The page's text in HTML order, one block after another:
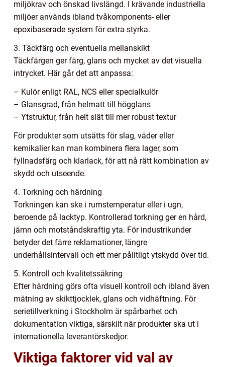
miljökrav och önskad livslängd. I krävande industriella
miljöer används ibland tvåkomponents- eller
epoxibaserade system för extra styrka.
3. Täckfärg och eventuella mellanskikt
Täckfärgen ger färg, glans och mycket av det visuella
intrycket. Här går det att anpassa:
– Kulör enligt RAL, NCS eller specialkulör
– Glansgrad, från helmatt till högglans
– Ytstruktur, från helt slät till mer robust textur
För produkter som utsätts för slag, väder eller
kemikalier kan man kombinera flera lager, som
fyllnadsfärg och klarlack, för att nå rätt kombination av
skydd och utseende.
4. Torkning och härdning
Torkningen kan ske i rumstemperatur eller i ugn,
beroende på lacktyp. Kontrollerad torkning ger en hård,
jämn och motståndskraftig yta. För industrikunder
betyder det färre reklamationer, längre
underhållsintervall och ett mer pålitligt ytskydd över tid.
5. Kontroll och kvalitetssäkring
Efter härdning görs ofta visuell kontroll och ibland även
mätning av skikttjocklek, glans och vidhäftning. För
serietillverkning i Stockholm är spårbarhet och
dokumentation viktiga, särskilt när produkter ska ut i
internationella leverantörskedjor.
Viktiga faktorer vid val av